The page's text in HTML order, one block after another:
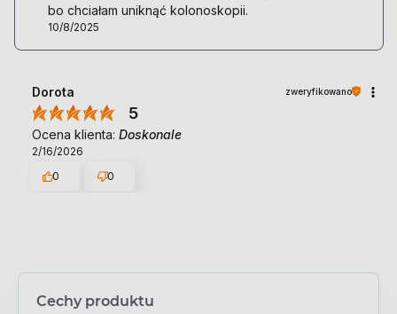
bo chciałam uniknąć kolonoskopii.
10/8/2025
Dorota zweryfikowano
5
Ocena klienta: Doskonale
2/16/2026
0
0
Cechy produktu